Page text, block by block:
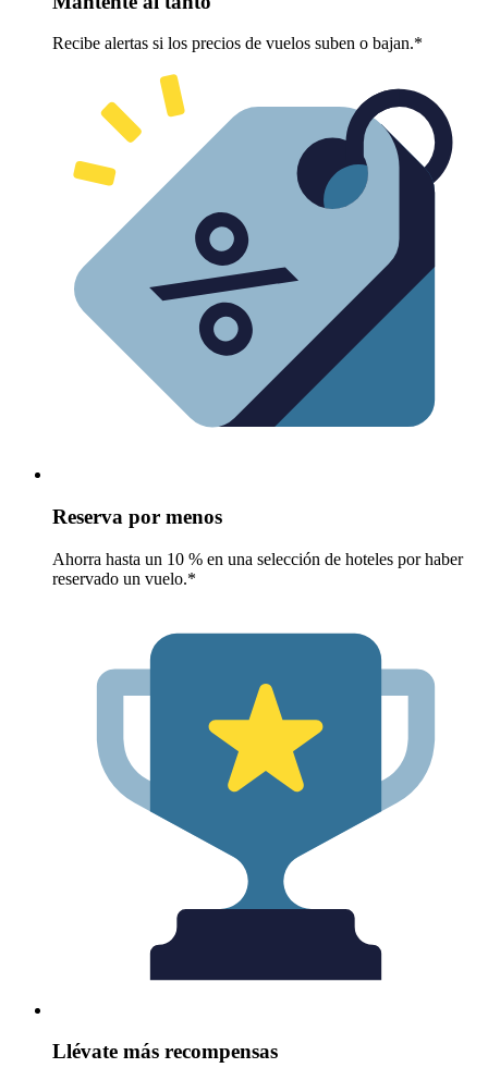
Recibe alertas si los precios de vuelos suben o bajan.*
Reserva por menos
Ahorra hasta un 10 % en una selección de hoteles por haber
reservado un vuelo.*
Llévate más recompensas